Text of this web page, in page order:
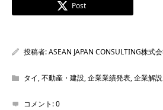
Post
投稿者:ASEAN JAPAN CONSULTING株式
タイ,不動産・建設,企業業績発表,企業解説
コメント:0